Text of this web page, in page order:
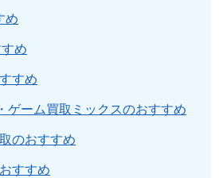
め
め
すめ
ゲーム買取ミックスのおすすめ
のおすすめ
すすめ